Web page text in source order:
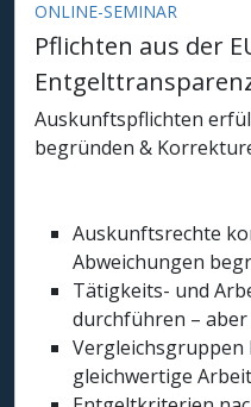
ONLINE-SEMINAR
Pflichten aus der
Auskunftspflichten
begründen &
Auskunftsrechte
Abweichungen
Tätigkeits- und
durchführen – aber
Vergleichsgruppen
gleichwertige